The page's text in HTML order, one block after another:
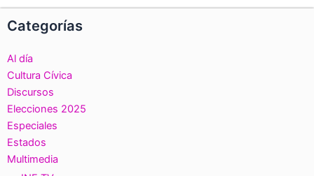
Categorías
Al día
Cultura Cívica
Discursos
Elecciones 2025
Especiales
Estados
Multimedia